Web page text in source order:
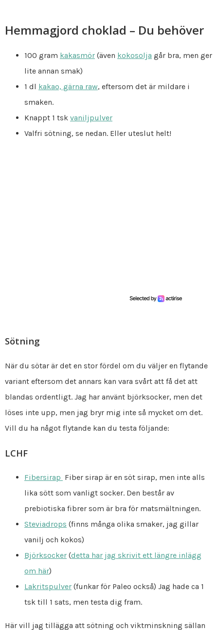
Hemmagjord choklad – Du behöver
100 gram kakasmör (även kokosolja går bra, men ger
lite annan smak)
1 dl kakao, gärna raw, eftersom det är mildare i
smaken.
Knappt 1 tsk vaniljpulver
Valfri sötning, se nedan. Eller uteslut helt!
Sötning
När du sötar är det en stor fördel om du väljer en flytande
variant eftersom det annars kan vara svårt att få det att
blandas ordentligt. Jag har använt björksocker, men det
löses inte upp, men jag bryr mig inte så mycket om det.
Vill du ha något flytande kan du testa följande:
LCHF
Fibersirap Fiber sirap är en söt sirap, men inte alls
lika sött som vanligt socker. Den består av
prebiotiska fibrer som är bra för matsmältningen.
Steviadrops (finns många olika smaker, jag gillar
vanilj och kokos)
Björksocker (detta har jag skrivit ett längre inlägg
om här)
Lakritspulver (funkar för Paleo också) Jag hade ca 1
tsk till 1 sats, men testa dig fram.
Här vill jag tillägga att sötning och viktminskning sällan